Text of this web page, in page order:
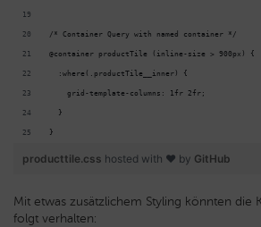
/* Container Query with named container */
@container productTile (inline-size > 900px) {
  :where(.productTile__inner) {
    grid-template-columns: 1fr 2fr;
  }
}
producttile.css hosted with ❤ by GitHub
Mit etwas zusätzlichem Styling könnten die
folgt verhalten: